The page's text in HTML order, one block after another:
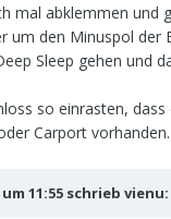
mal abklemmen und
um den Minuspol der
Sleep gehen und
so einrasten,
Carport vorhanden.
um 11:55 schrieb vienu: